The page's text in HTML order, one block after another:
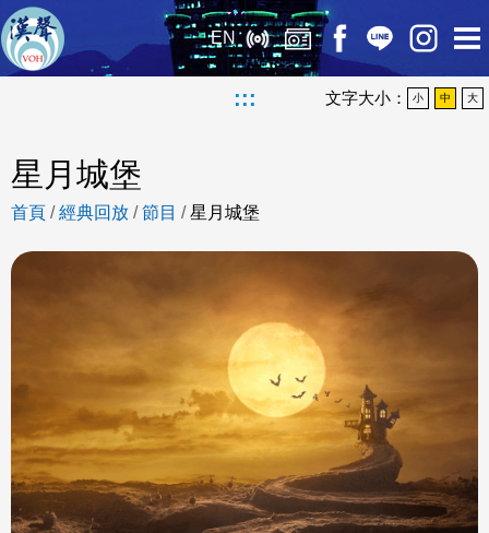
EN
::: 文字大小： 小 中 大
星月城堡
首頁 /經典回放 /節目 /星月城堡